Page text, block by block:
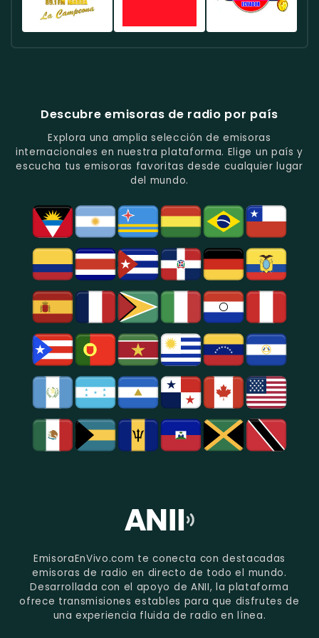
Quito.
Quito.
Música
Tropical
Y
Programas
Emisora
Con
Música
Del
Recuerdo
En
Quito.
Estación
De
Los
Deportes
En
Guayaquil.
Populares
Y
Folclore
En
Azogues.
Descubre emisoras de radio por país
Explora una amplia selección de emisoras
internacionales en nuestra plataforma. Elige un país y
escucha tus emisoras favoritas desde cualquier lugar
del mundo.
EmisoraEnVivo.com te conecta con destacadas
emisoras de radio en directo de todo el mundo.
Desarrollada con el apoyo de ANII, la plataforma
ofrece transmisiones estables para que disfrutes de
una experiencia fluida de radio en línea.